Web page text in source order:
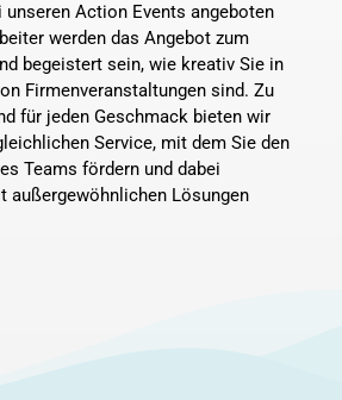
Action Events angeboten
werden das Angebot zum
begeistert sein, wie kreativ Sie in
Firmenveranstaltungen sind. Zu
für jeden Geschmack bieten wir
Service, mit dem Sie den
Teams fördern und dabei
außergewöhnlichen Lösungen